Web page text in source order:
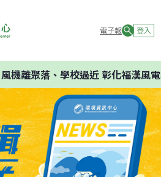
電子報 登入
離聚落、學校過近 彰化福漢風電